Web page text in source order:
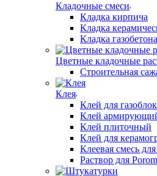
Кладочные смеси
Кладка кирпича
Кладка
Кладка газобетона
Цветные кладочные
Строительная
Клея
Клей для
Клей
Клей плиточный
Клей для
Клеевая смесь
Раствор для